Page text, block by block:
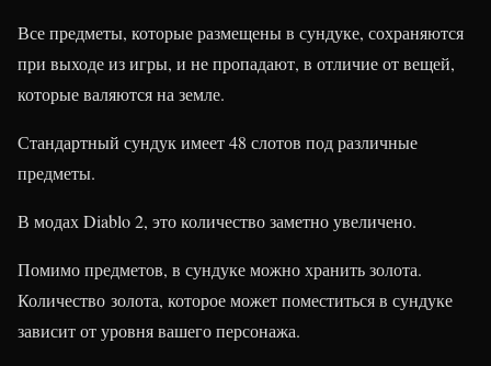
Все предметы, которые размещены в сундуке, сохраняются
при выходе из игры, и не пропадают, в отличие от вещей,
которые валяются на земле.
Стандартный сундук имеет 48 слотов под различные
предметы.
В модах Diablo 2, это количество заметно увеличено.
Помимо предметов, в сундуке можно хранить золота.
Количество золота, которое может поместиться в сундуке
зависит от уровня вашего персонажа.